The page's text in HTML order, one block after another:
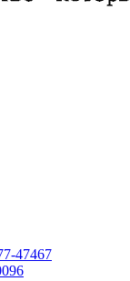
47467